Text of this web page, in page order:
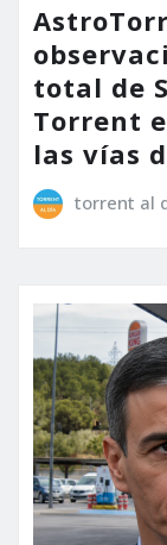
total de
Torrent
las vías
torrent al